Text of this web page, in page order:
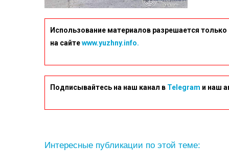
Использование материалов разрешается
на сайтеwww.yuzhny.info.
Подписывайтесь на наш канал в Telegram и наш
Интересные публикации по этой теме: